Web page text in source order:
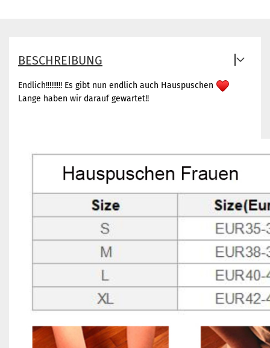
BESCHREIBUNG
Endlich!!!!!!!!! Es gibt nun endlich auch Hauspuschen
Lange haben wir darauf gewartet!!